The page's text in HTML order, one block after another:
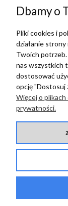
© 2017 - 2025 |
Dbamy o
Pliki cookies i
działanie
Twoich
nas wszystkich
dostosować
opcję "Dostosuj
Więcej o
prywatności.